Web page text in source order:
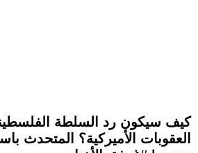
كيف سيكون رد السلطة
العقوبات الأميركية؟ المتحدث